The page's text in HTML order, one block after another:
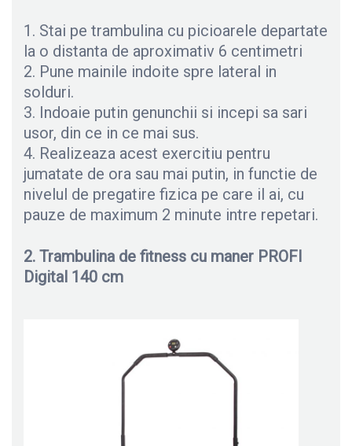
1. Stai pe trambulina cu picioarele departate
la o distanta de aproximativ 6 centimetri
2. Pune mainile indoite spre lateral in
solduri.
3. Indoaie putin genunchii si incepi sa sari
usor, din ce in ce mai sus.
4. Realizeaza acest exercitiu pentru
jumatate de ora sau mai putin, in functie de
nivelul de pregatire fizica pe care il ai, cu
pauze de maximum 2 minute intre repetari.
2. Trambulina de fitness cu maner PROFI
Digital 140 cm